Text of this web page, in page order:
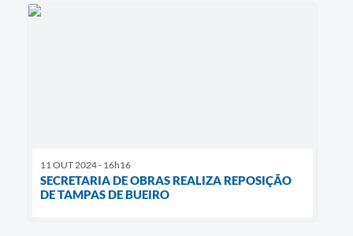
11 OUT 2024 - 16h16
SECRETARIA DE OBRAS REALIZA REPOSIÇÃO
DE TAMPAS DE BUEIRO